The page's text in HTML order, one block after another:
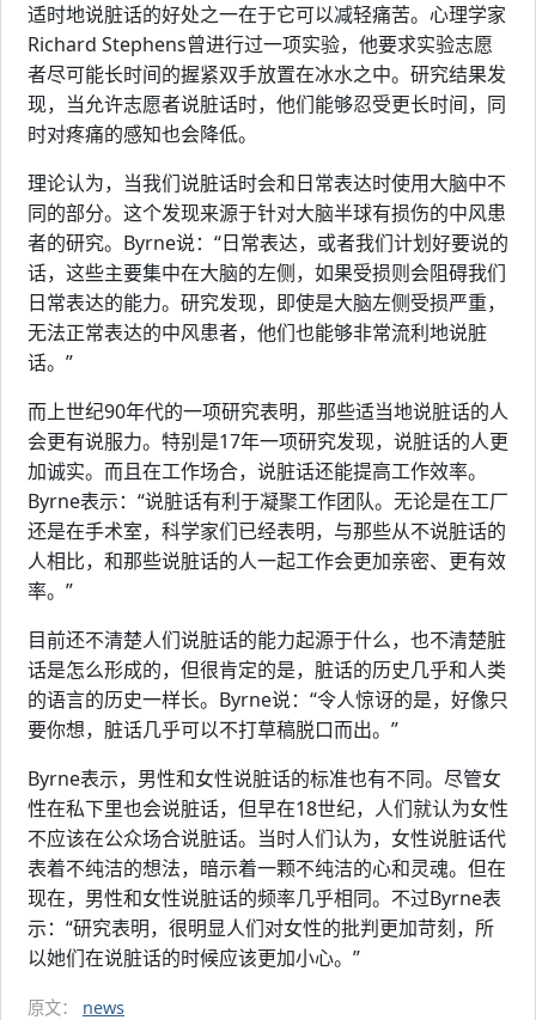
适时地说脏话的好处之一在于它可以减轻痛苦。心理学家
Richard Stephens曾进行过一项实验，他要求实验志愿
者尽可能长时间的握紧双手放置在冰水之中。研究结果发
现，当允许志愿者说脏话时，他们能够忍受更长时间，同
时对疼痛的感知也会降低。
理论认为，当我们说脏话时会和日常表达时使用大脑中不
同的部分。这个发现来源于针对大脑半球有损伤的中风患
者的研究。Byrne说：“日常表达，或者我们计划好要说的
话，这些主要集中在大脑的左侧，如果受损则会阻碍我们
日常表达的能力。研究发现，即使是大脑左侧受损严重，
无法正常表达的中风患者，他们也能够非常流利地说脏
话。”
而上世纪90年代的一项研究表明，那些适当地说脏话的人
会更有说服力。特别是17年一项研究发现，说脏话的人更
加诚实。而且在工作场合，说脏话还能提高工作效率。
Byrne表示：“说脏话有利于凝聚工作团队。无论是在工厂
还是在手术室，科学家们已经表明，与那些从不说脏话的
人相比，和那些说脏话的人一起工作会更加亲密、更有效
率。”
目前还不清楚人们说脏话的能力起源于什么，也不清楚脏
话是怎么形成的，但很肯定的是，脏话的历史几乎和人类
的语言的历史一样长。Byrne说：“令人惊讶的是，好像只
要你想，脏话几乎可以不打草稿脱口而出。”
Byrne表示，男性和女性说脏话的标准也有不同。尽管女
性在私下里也会说脏话，但早在18世纪，人们就认为女性
不应该在公众场合说脏话。当时人们认为，女性说脏话代
表着不纯洁的想法，暗示着一颗不纯洁的心和灵魂。但在
现在，男性和女性说脏话的频率几乎相同。不过Byrne表
示：“研究表明，很明显人们对女性的批判更加苛刻，所
以她们在说脏话的时候应该更加小心。”
原文： news